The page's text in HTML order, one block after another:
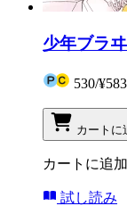
少年ブラ
530/¥583
カートに
カートに追
試し読み